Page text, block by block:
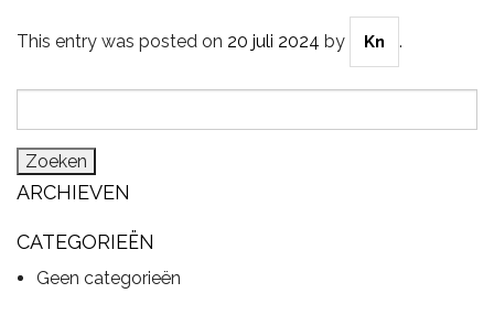
ACCESSOIRES
ONLINE SALE
This entry was posted on 20 juli 2024 by Kn .
ARCHIEVEN
CATEGORIEËN
Geen categorieën